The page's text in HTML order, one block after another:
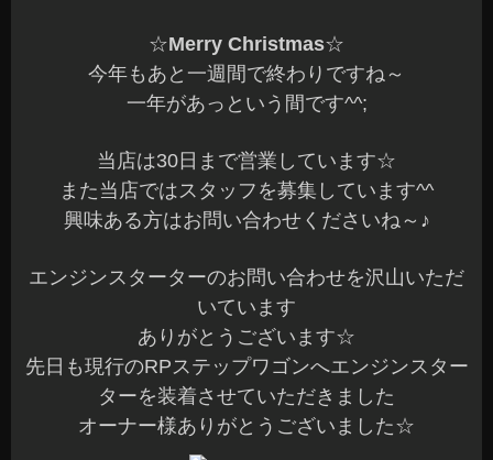
☆Merry Christmas☆
今年もあと一週間で終わりですね～
一年があっという間です^^;
当店は30日まで営業しています☆
また当店ではスタッフを募集しています^^
興味ある方はお問い合わせくださいね～♪
エンジンスターターのお問い合わせを沢山いただ
いています
ありがとうございます☆
先日も現行のRPステップワゴンへエンジンスター
ターを装着させていただきました
オーナー様ありがとうございました☆